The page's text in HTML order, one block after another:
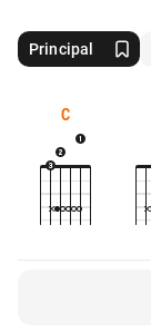
Principal
C